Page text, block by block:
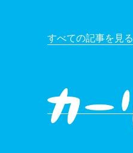
すべての記事を見る